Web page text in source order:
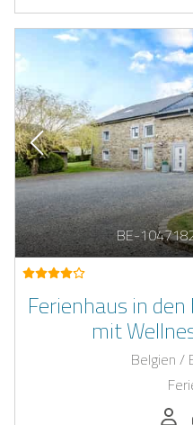
BE-
Ferienhaus in
mit
Belgien /